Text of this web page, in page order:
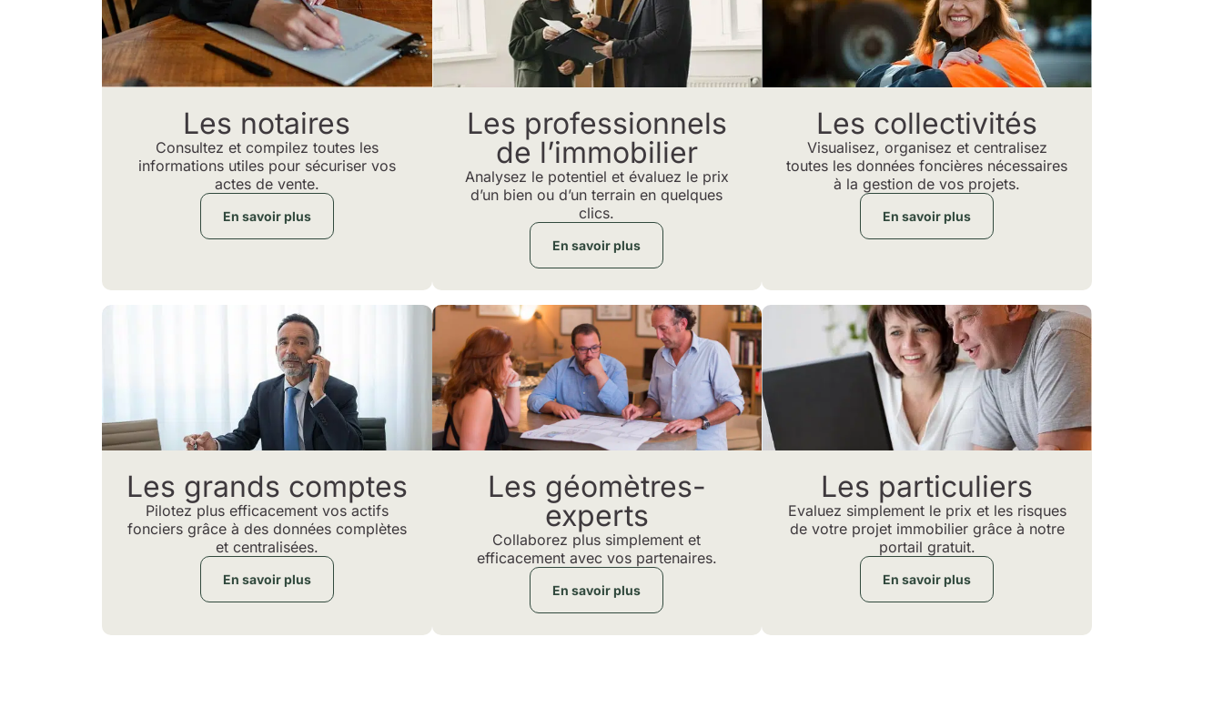
Les notaires
Consultez et compilez toutes les
informations utiles pour sécuriser vos
actes de vente.
En savoir plus
Les professionnels
de l’immobilier
Analysez le potentiel et évaluez le prix
d’un bien ou d’un terrain en quelques
clics.
En savoir plus
Les collectivités
Visualisez, organisez et centralisez
toutes les données foncières nécessaires
à la gestion de vos projets.
En savoir plus
Les grands comptes
Pilotez plus efficacement vos actifs
fonciers grâce à des données complètes
et centralisées.
En savoir plus
Les géomètres-
experts
Collaborez plus simplement et
efficacement avec vos partenaires.
En savoir plus
Les particuliers
Evaluez simplement le prix et les risques
de votre projet immobilier grâce à notre
portail gratuit.
En savoir plus